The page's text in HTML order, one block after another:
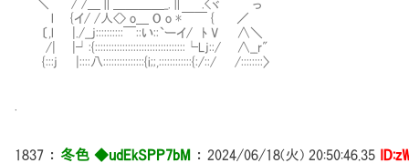
＼ / /＿∥＿＿＿＿_.∥ .<ヾ っ
l {イ/ /人<> o＿ O o *￣￣ { ／
〔,l |./__j::::::::::￣::い::`ーイ/ ﾄ V ∧＼
/| |┘:{:::::::::::::::::::::::::::::::::└Lj::/ ∧__r"
{:::j |::::八:::::::::::::::{i;;,::::::::::::{:/::/ /::::::::〉
1837 ： 冬色 ◆udEkSPP7bM ： 2024/06/18(火) 20:50:46.35